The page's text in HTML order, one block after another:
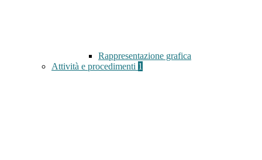
Rappresentazione grafica
Attività e procedimenti 1